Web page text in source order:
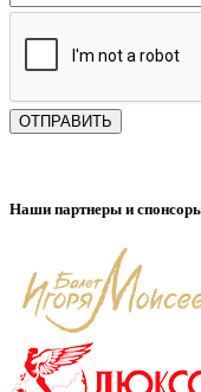
ОТПРАВИТЬ
Наши партнеры и